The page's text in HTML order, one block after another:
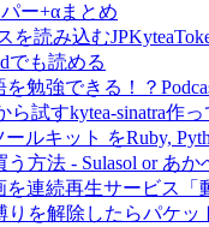
ー+αまとめ
読み込む
でも読める
勉強できる！？
ら試すkytea-sinatra作
ルキット をRuby,
方法 - Sulasol or あ
連続再生サービス
りを解除したらパケ